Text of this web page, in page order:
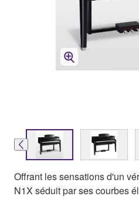
Offrant les sensations d'un
N1X séduit par ses courbes